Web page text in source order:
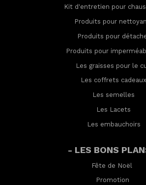
Kit d'entretien pour
Produits pour
Produits pour
Produits pour
Les graisses pour le
Les coffrets cadeaux
Les semelles
Les Lacets
Les embauchoirs
- LES BONS
Fête de Noël
Promotion